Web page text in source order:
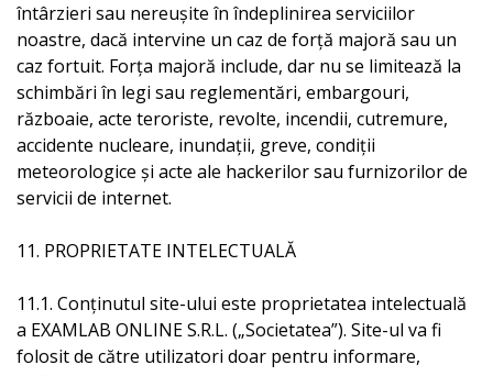
întârzieri sau nereușite în îndeplinirea serviciilor
noastre, dacă intervine un caz de forță majoră sau un
caz fortuit. Forța majoră include, dar nu se limitează la
schimbări în legi sau reglementări, embargouri,
războaie, acte teroriste, revolte, incendii, cutremure,
accidente nucleare, inundații, greve, condiții
meteorologice și acte ale hackerilor sau furnizorilor de
servicii de internet.
11. PROPRIETATE INTELECTUALĂ
11.1. Conținutul site-ului este proprietatea intelectuală
a EXAMLAB ONLINE S.R.L. („Societatea”). Site-ul va fi
folosit de către utilizatori doar pentru informare,